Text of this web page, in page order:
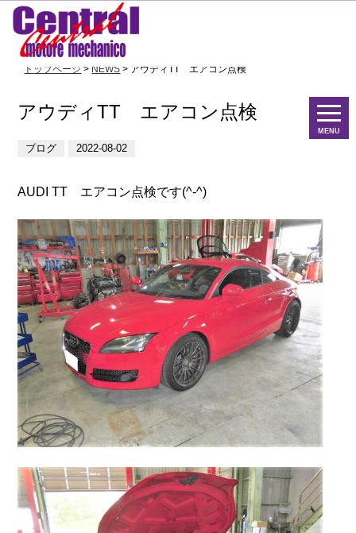
MENU
トップページ > NEWS > アウディTT エアコン点検
アウディTT エアコン点検
ブログ 2022-08-02
AUDI TT エアコン点検です(^-^)